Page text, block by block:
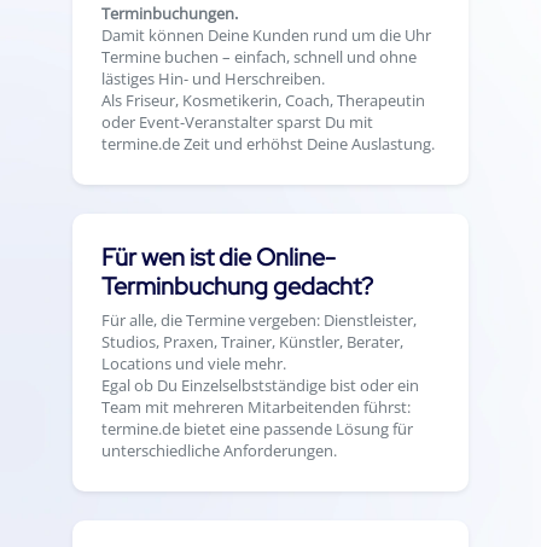
Terminbuchungen.
Damit können Deine Kunden rund um die Uhr
Termine buchen – einfach, schnell und ohne
lästiges Hin- und Herschreiben.
Als Friseur, Kosmetikerin, Coach, Therapeutin
oder Event-Veranstalter sparst Du mit
termine.de Zeit und erhöhst Deine Auslastung.
Für wen ist die Online-
Terminbuchung gedacht?
Für alle, die Termine vergeben: Dienstleister,
Studios, Praxen, Trainer, Künstler, Berater,
Locations und viele mehr.
Egal ob Du Einzelselbstständige bist oder ein
Team mit mehreren Mitarbeitenden führst:
termine.de bietet eine passende Lösung für
unterschiedliche Anforderungen.